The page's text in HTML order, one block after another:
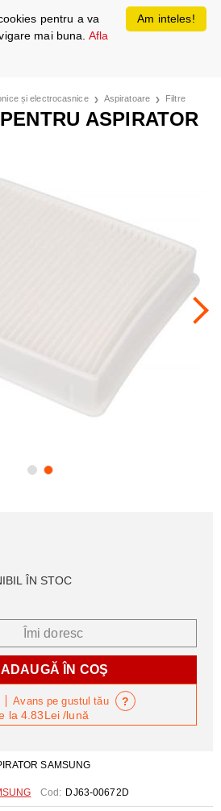
și electrocasnice Aspiratoare Filtre
ASPIRATOR
SAMSUNG
Cod: DJ63-00672D
ÎN STOC
Îmi doresc
la 4.83Lei/lună
Avans pe gustul tău ?
Am inteles!
pentru a va
mai buna. Afla